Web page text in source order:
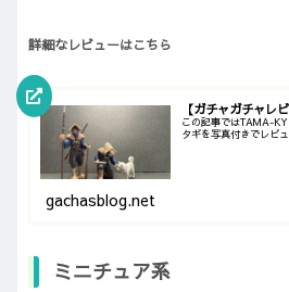
詳細なレビューはこちら
【ガチャガチャレ
この記事ではTAMA-
タギを写真付きでレビュ
gachasblog.net
ミニチュア系